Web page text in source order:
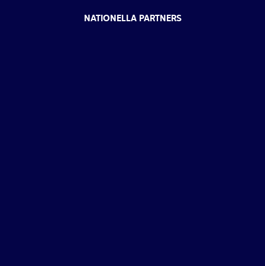
NATIONELLA PARTNERS